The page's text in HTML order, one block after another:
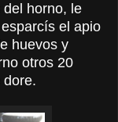
horno, le
el apio
huevos y
otros 20
dore.